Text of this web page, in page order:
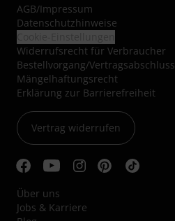
AGB/Impressum
Datenschutzhinweise
Widerrufsrecht für Verbraucher
Bestellvorgang/Vertragsabschluss
Mängelhaftungsrecht
Erklärung zur Barrierefreiheit
Vertrag widerrufen
Über uns
Jobs & Karriere